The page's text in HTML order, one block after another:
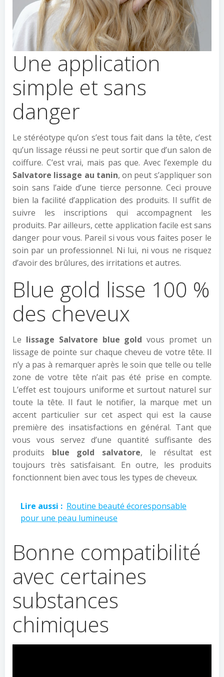
Une application
simple et sans
danger
Le stéréotype qu’on s’est tous fait dans la tête, c’est
qu’un lissage réussi ne peut sortir que d’un salon de
coiffure. C’est vrai, mais pas que. Avec l’exemple du
Salvatore lissage au tanin, on peut s’appliquer son
soin sans l’aide d’une tierce personne. Ceci prouve
bien la facilité d’application des produits. Il suffit de
suivre les inscriptions qui accompagnent les
produits. Par ailleurs, cette application facile est sans
danger pour vous. Pareil si vous vous faites poser le
soin par un professionnel. Ni lui, ni vous ne risquez
d’avoir des brûlures, des irritations et autres.
Blue gold lisse 100 %
des cheveux
Le lissage Salvatore blue gold vous promet un
lissage de pointe sur chaque cheveu de votre tête. Il
n’y a pas à remarquer après le soin que telle ou telle
zone de votre tête n’ait pas été prise en compte.
L’effet est toujours uniforme et surtout naturel sur
toute la tête. Il faut le notifier, la marque met un
accent particulier sur cet aspect qui est la cause
première des insatisfactions en général. Tant que
vous vous servez d’une quantité suffisante des
produits blue gold salvatore, le résultat est
toujours très satisfaisant. En outre, les produits
fonctionnent bien avec tous les types de cheveux.
Lire aussi : Routine beauté écoresponsable
pour une peau lumineuse
Bonne compatibilité
avec certaines
substances
chimiques